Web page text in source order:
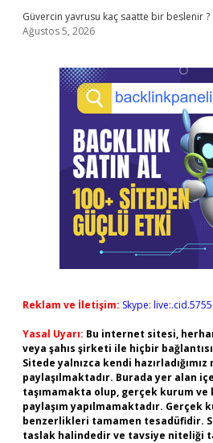
Güvercin yavrusu kaç saatte bir beslenir ?
Ağustos 5, 2026
Reklam ve İletişim: Skype:
Yasal Uyarı: Bu internet sitesi,
veya şahıs şirketi ile hiçbir
Sitede yalnızca kendi
paylaşılmaktadır. Burada yer alan
taşımamakta olup, gerçek kurum ve
paylaşım yapılmamaktadır. Gerçek
benzerlikleri tamamen tesadüfidir.
taslak halindedir ve tavsiye niteliği